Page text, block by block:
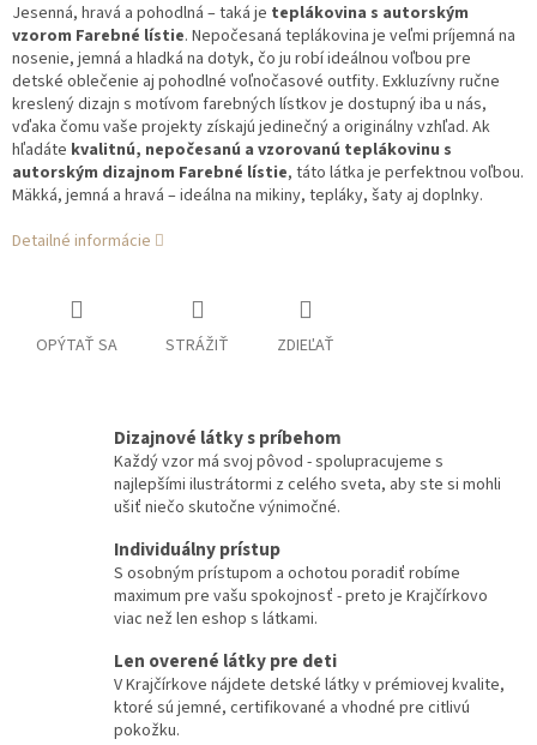
Jesenná, hravá a pohodlná – taká je teplákovina s autorským
vzorom Farebné lístie. Nepočesaná teplákovina je veľmi príjemná na
nosenie, jemná a hladká na dotyk, čo ju robí ideálnou voľbou pre
detské oblečenie aj pohodlné voľnočasové outfity. Exkluzívny ručne
kreslený dizajn s motívom farebných lístkov je dostupný iba u nás,
vďaka čomu vaše projekty získajú jedinečný a originálny vzhľad. Ak
hľadáte kvalitnú, nepočesanú a vzorovanú teplákovinu s
autorským dizajnom Farebné lístie, táto látka je perfektnou voľbou.
Mäkká, jemná a hravá – ideálna na mikiny, tepláky, šaty aj doplnky.
Detailné informácie
OPÝTAŤ SA STRÁŽIŤ ZDIEĽAŤ
Dizajnové látky s príbehom
Každý vzor má svoj pôvod - spolupracujeme s
najlepšími ilustrátormi z celého sveta, aby ste si mohli
ušiť niečo skutočne výnimočné.
Individuálny prístup
S osobným prístupom a ochotou poradiť robíme
maximum pre vašu spokojnosť - preto je Krajčírkovo
viac než len eshop s látkami.
Len overené látky pre deti
V Krajčírkove nájdete detské látky v prémiovej kvalite,
ktoré sú jemné, certifikované a vhodné pre citlivú
pokožku.